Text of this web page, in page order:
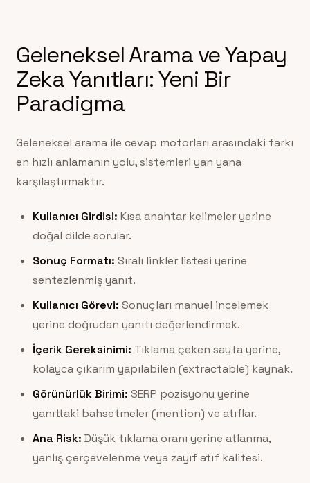
Geleneksel Arama ve Yapay
Zeka Yanıtları: Yeni Bir
Paradigma
Geleneksel arama ile cevap motorları arasındaki farkı
en hızlı anlamanın yolu, sistemleri yan yana
karşılaştırmaktır.
Kullanıcı Girdisi: Kısa anahtar kelimeler yerine
doğal dilde sorular.
Sonuç Formatı: Sıralı linkler listesi yerine
sentezlenmiş yanıt.
Kullanıcı Görevi: Sonuçları manuel incelemek
yerine doğrudan yanıtı değerlendirmek.
İçerik Gereksinimi: Tıklama çeken sayfa yerine,
kolayca çıkarım yapılabilen (extractable) kaynak.
Görünürlük Birimi: SERP pozisyonu yerine
yanıttaki bahsetmeler (mention) ve atıflar.
Ana Risk: Düşük tıklama oranı yerine atlanma,
yanlış çerçevelenme veya zayıf atıf kalitesi.